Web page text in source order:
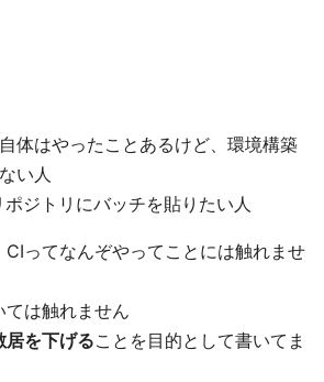
体はやったことあるけど、環境構築
い人
ジトリにバッチを貼りたい人
ってなんぞやってことには触れませ
は触れません
居を下げることを目的として書いてま